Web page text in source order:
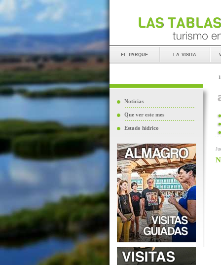
el parque la visita
Noticias
Que ver este mes
Estado hídrico